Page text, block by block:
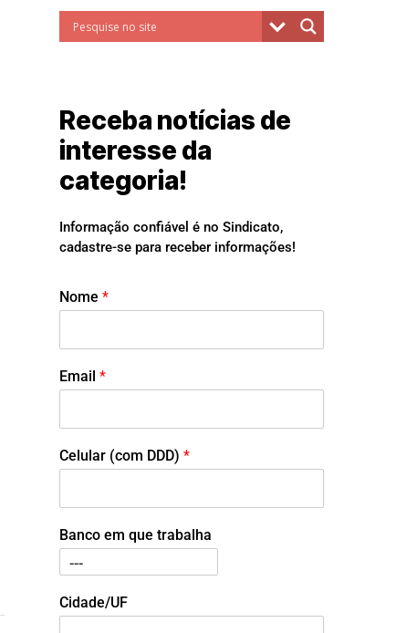
Receba notícias de
interesse da
categoria!
Informação confiável é no Sindicato,
cadastre-se para receber informações!
Nome *
Email *
Celular (com DDD) *
Banco em que trabalha
Cidade/UF